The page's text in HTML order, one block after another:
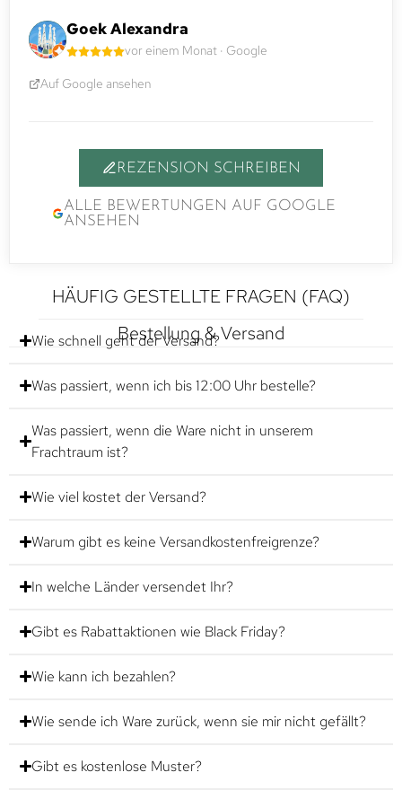
Goek Alexandra
vor einem Monat · Google
Auf Google ansehen
REZENSION SCHREIBEN
ALLE BEWERTUNGEN AUF GOOGLE
ANSEHEN
HÄUFIG GESTELLTE FRAGEN (FAQ)
Bestellung & Versand
Wie schnell geht der Versand?
Was passiert, wenn ich bis 12:00 Uhr bestelle?
Was passiert, wenn die Ware nicht in unserem
Frachtraum ist?
Wie viel kostet der Versand?
Warum gibt es keine Versandkostenfreigrenze?
In welche Länder versendet Ihr?
Gibt es Rabattaktionen wie Black Friday?
Wie kann ich bezahlen?
Wie sende ich Ware zurück, wenn sie mir nicht gefällt?
Gibt es kostenlose Muster?